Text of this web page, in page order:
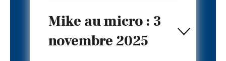
Mike au micro : 3
novembre 2025